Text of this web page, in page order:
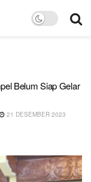
Belum Siap Gelar
21 DESEMBER 2023